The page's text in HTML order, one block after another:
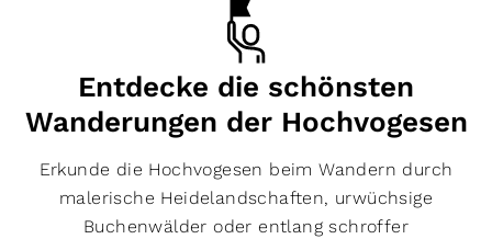
Höhenmeter
Entdecke die schönsten
Wanderungen der Hochvogesen
Erkunde die Hochvogesen beim Wandern durch
malerische Heidelandschaften, urwüchsige
Buchenwälder oder entlang schroffer
Rundwanderung
moderat
gering
Filter zurücksetzen
Routen anzeigen